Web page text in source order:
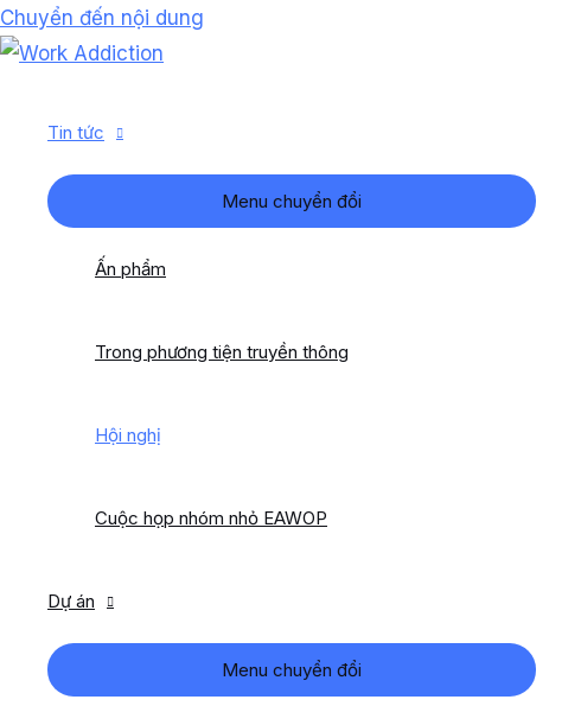
Chuyển đến nội dung
Tin tức
Menu chuyển đổi
Ấn phẩm
Trong phương tiện truyền thông
Hội nghị
Cuộc họp nhóm nhỏ EAWOP
Dự án
Menu chuyển đổi